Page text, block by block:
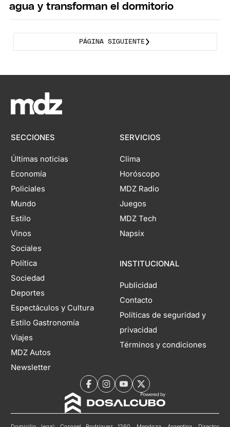
agua y transforman el dormitorio
PÁGINA SIGUIENTE
SECCIONES
Últimas noticias
Economía
Policiales
Mundo
Estilo
Vinos
Sociales
Política
Sociedad
Deportes
Espectáculos y Cultura
Estilo Gastronomía
Viajes
MDZ Autos
Newsletter
SERVICIOS
Clima
Horóscopo
MDZ Radio
Juegos
MDZ Tech
Napsix
INSTITUCIONAL
Publicidad
Contacto
Políticas de seguridad y
privacidad
Términos y condiciones